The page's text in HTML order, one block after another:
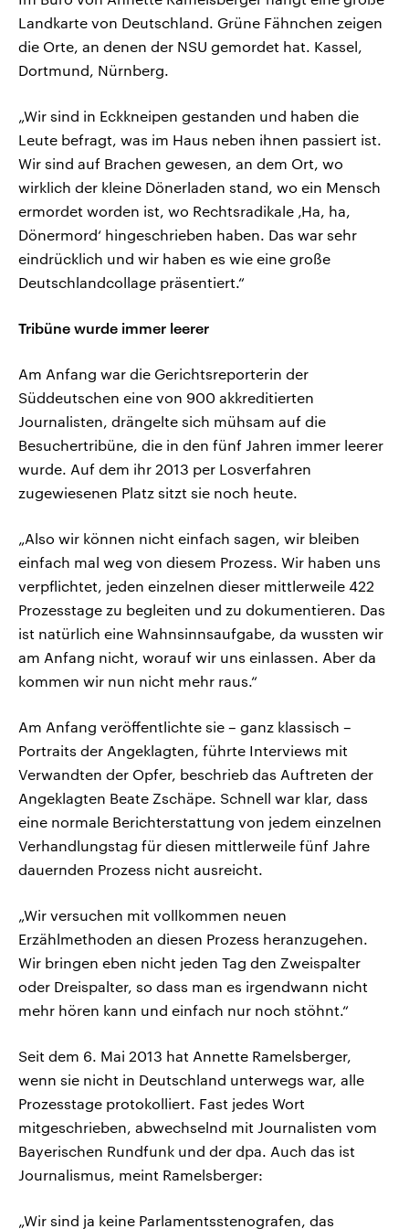
Landkarte von Deutschland. Grüne Fähnchen zeigen
die Orte, an denen der NSU gemordet hat. Kassel,
Dortmund, Nürnberg.
„Wir sind in Eckkneipen gestanden und haben die
Leute befragt, was im Haus neben ihnen passiert ist.
Wir sind auf Brachen gewesen, an dem Ort, wo
wirklich der kleine Dönerladen stand, wo ein Mensch
ermordet worden ist, wo Rechtsradikale ‚Ha, ha,
Dönermord‘ hingeschrieben haben. Das war sehr
eindrücklich und wir haben es wie eine große
Deutschlandcollage präsentiert.“
Tribüne wurde immer leerer
Am Anfang war die Gerichtsreporterin der
Süddeutschen eine von 900 akkreditierten
Journalisten, drängelte sich mühsam auf die
Besuchertribüne, die in den fünf Jahren immer leerer
wurde. Auf dem ihr 2013 per Losverfahren
zugewiesenen Platz sitzt sie noch heute.
„Also wir können nicht einfach sagen, wir bleiben
einfach mal weg von diesem Prozess. Wir haben uns
verpflichtet, jeden einzelnen dieser mittlerweile 422
Prozesstage zu begleiten und zu dokumentieren. Das
ist natürlich eine Wahnsinnsaufgabe, da wussten wir
am Anfang nicht, worauf wir uns einlassen. Aber da
kommen wir nun nicht mehr raus.“
Am Anfang veröffentlichte sie – ganz klassisch –
Portraits der Angeklagten, führte Interviews mit
Verwandten der Opfer, beschrieb das Auftreten der
Angeklagten Beate Zschäpe. Schnell war klar, dass
eine normale Berichterstattung von jedem einzelnen
Verhandlungstag für diesen mittlerweile fünf Jahre
dauernden Prozess nicht ausreicht.
„Wir versuchen mit vollkommen neuen
Erzählmethoden an diesen Prozess heranzugehen.
Wir bringen eben nicht jeden Tag den Zweispalter
oder Dreispalter, so dass man es irgendwann nicht
mehr hören kann und einfach nur noch stöhnt.“
Seit dem 6. Mai 2013 hat Annette Ramelsberger,
wenn sie nicht in Deutschland unterwegs war, alle
Prozesstage protokolliert. Fast jedes Wort
mitgeschrieben, abwechselnd mit Journalisten vom
Bayerischen Rundfunk und der dpa. Auch das ist
Journalismus, meint Ramelsberger:
„Wir sind ja keine Parlamentsstenografen, das